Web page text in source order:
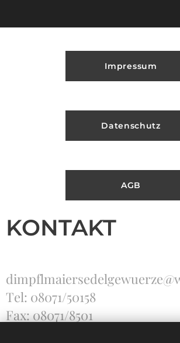
Impressum
Datenschutz
AGB
KONTAKT
Tel: 08071/50158
Fax: 08071/8501